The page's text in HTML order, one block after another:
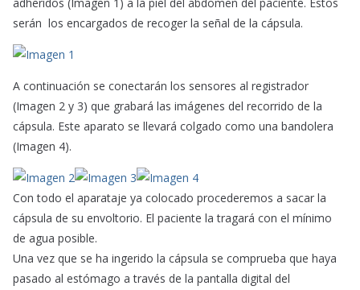
serán los encargados de recoger la señal de la cápsula.
A continuación se conectarán los sensores al registrador
(Imagen 2 y 3) que grabará las imágenes del recorrido de la
cápsula. Este aparato se llevará colgado como una bandolera
(Imagen 4).
Con todo el aparataje ya colocado procederemos a sacar la
cápsula de su envoltorio. El paciente la tragará con el mínimo
de agua posible.
Una vez que se ha ingerido la cápsula se comprueba que haya
pasado al estómago a través de la pantalla digital del